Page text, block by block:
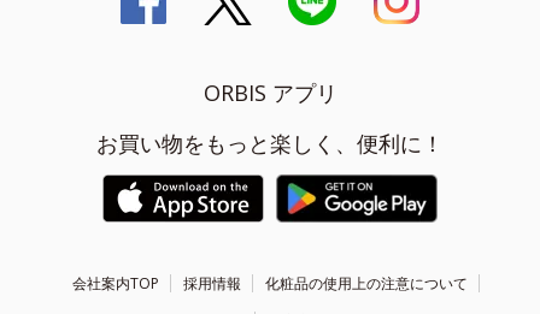
ORBIS アプリ
お買い物をもっと楽しく、便利に！
会社案内TOP 採用情報
化粧品の使用上の注意について